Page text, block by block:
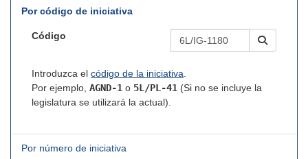
Por código de iniciativa
Código
Introduzca el código de la iniciativa.
Por ejemplo, AGND-1 o 5L/PL-41 (Si no se incluye la
legislatura se utilizará la actual).
Por número de iniciativa